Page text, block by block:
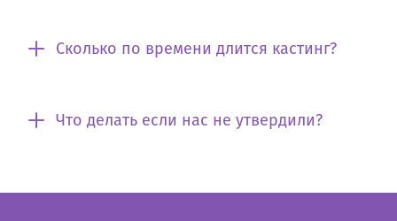
Сколько по времени длится кастинг?
Что делать если нас не утвердили?